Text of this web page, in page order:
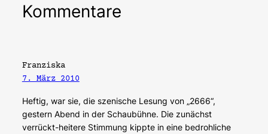
Kommentare
Franziska
7. März 2010
Heftig, war sie, die szenische Lesung von „2666“,
gestern Abend in der Schaubühne. Die zunächst
verrückt-heitere Stimmung kippte in eine bedrohliche